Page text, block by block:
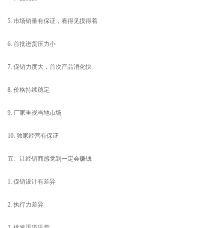
5. 市场销量有保证，看得见摸得着
6. 首批进货压力小
7. 促销力度大，首次产品消化快
8. 价格持续稳定
9. 厂家重视当地市场
10. 独家经营有保证
五、让经销商感觉到一定会赚钱
1. 促销设计有差异
2. 执行力差异